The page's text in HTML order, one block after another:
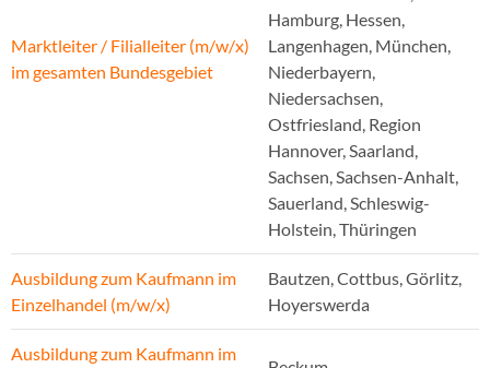
Marktleiter / Filialleiter (m/w/x)
im gesamten Bundesgebiet
Hamburg, Hessen,
Langenhagen, München,
Niederbayern,
Niedersachsen,
Ostfriesland, Region
Hannover, Saarland,
Sachsen, Sachsen-Anhalt,
Sauerland, Schleswig-
Holstein, Thüringen
Ausbildung zum Kaufmann im
Einzelhandel (m/w/x)
Bautzen, Cottbus, Görlitz,
Hoyerswerda
Ausbildung zum Kaufmann im